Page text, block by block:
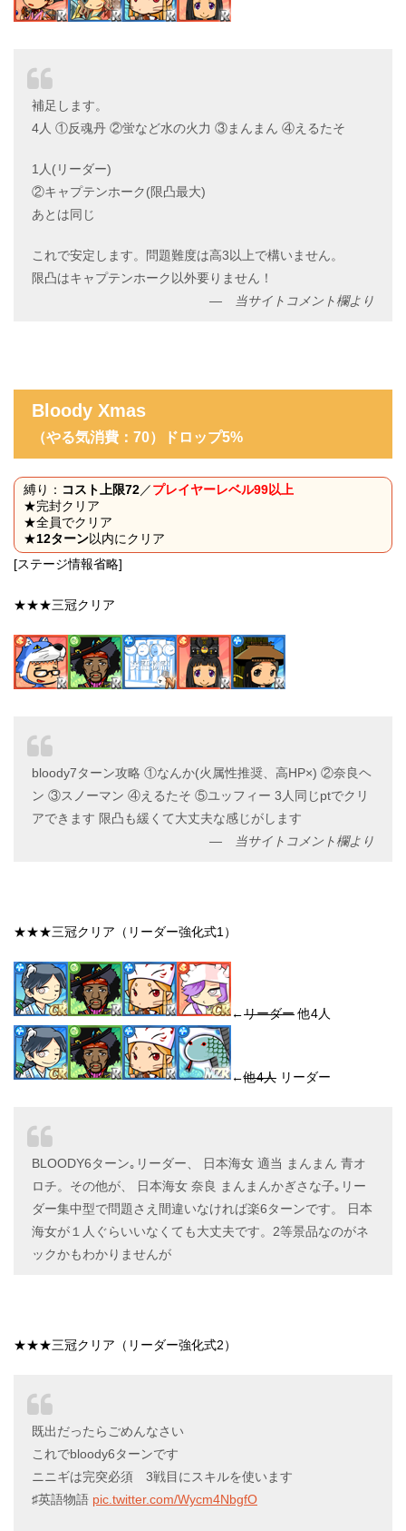
補足します。
4人 ①反魂丹 ②蛍など水の火力 ③まんまん ④えるたそ
1人(リーダー)
②キャプテンホーク(限凸最大)
あとは同じ
これで安定します。問題難度は高3以上で構いません。
限凸はキャプテンホーク以外要りません！
当サイトコメント欄より
Bloody Xmas
（やる気消費：70）ドロップ5%
縛り： コスト上限72／プレイヤーレベル99以上
★完封クリア
★全員でクリア
★12ターン以内にクリア
[ステージ情報省略]
★★★三冠クリア
bloody7ターン攻略 ①なんか(火属性推奨、高HP×) ②奈良ヘ
ン ③スノーマン ④えるたそ ⑤ユッフィー 3人同じptでクリ
アできます 限凸も緩くて大丈夫な感じがします
当サイトコメント欄より
★★★三冠クリア（リーダー強化式1）
←リーダー他4人
←他4人 リーダー
BLOODY6ターン｡リーダー、 日本海女 適当 まんまん 青オ
ロチ。その他が、 日本海女 奈良 まんまんかぎさな子｡リー
ダー集中型で問題さえ間違いなければ楽6ターンです。 日本
海女が１人ぐらいいなくても大丈夫です。2等景品なのがネ
ックかもわかりませんが
★★★三冠クリア（リーダー強化式2）
既出だったらごめんなさい
これでbloody6ターンです
ニニギは完突必須 3戦目にスキルを使います
♯英語物語 pic.twitter.com/Wycm4NbgfO